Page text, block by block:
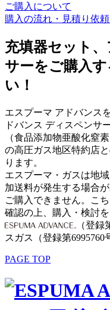
ご購入について
購入の流れ・見積り依
充填器セット
サーをご購入
い！
エスプーマ アドバンス
ドバンス ディスペンサ
（食品添加物亜酸化窒
の高圧ガス地区特約店
ります。
エスプーマ・ガスは地
加送料が発生する場合
ご購入できません。こち
確認の上、購入・検討
（登録
スガス（登録第6995760
PAGE TOP